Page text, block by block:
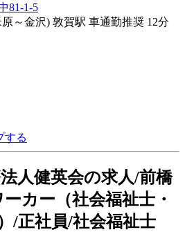
81-1-5
～金沢) 敦賀駅 車通勤推奨 12分
する
人健英会の求人/前橋
カー（社会福祉士・
/正社員/社会福祉士